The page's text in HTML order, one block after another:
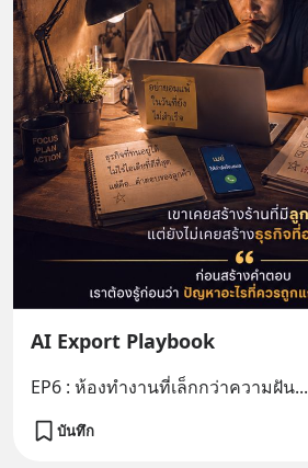
AI Export Playbook
EP6 : ห้องทำงานที่เล็กกว่าความฝัน...
บันทึก